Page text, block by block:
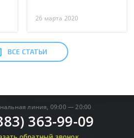
26 марта 2020
ВСЕ СТАТЬИ
линия, 09:00 — 20:00
363-99-09